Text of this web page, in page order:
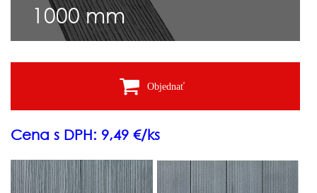
1000 mm
Objednať
Cena s DPH: 9,49 €/ks